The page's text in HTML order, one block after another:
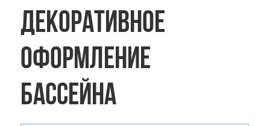
Декоративное
оформление
бассейна